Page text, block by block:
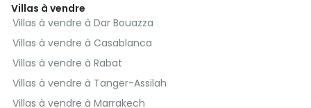
Immobilier à vendre à Rehamna
Immobilier à vendre à Khémisset
Appartements à vendre à Fès
Appartements à vendre à Benslimane
Appartements à vendre à Moulay Yacoub
Appartements à vendre à Salé
Appartements à vendre à Sefrou
Villas à vendre
Villas à vendre à Dar Bouazza
Villas à vendre à Casablanca
Villas à vendre à Rabat
Villas à vendre à Tanger-Assilah
Villas à vendre à Marrakech